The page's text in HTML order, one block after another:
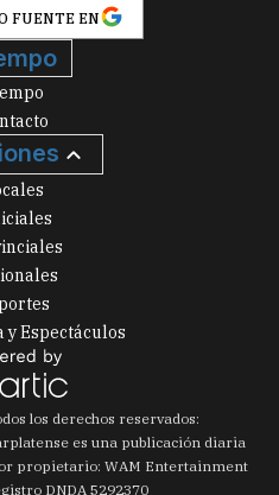
FUENTE EN
Espectáculos
los derechos reservados:
es una publicación diaria
propietario: WAM Entertainment
DNDA 5292370